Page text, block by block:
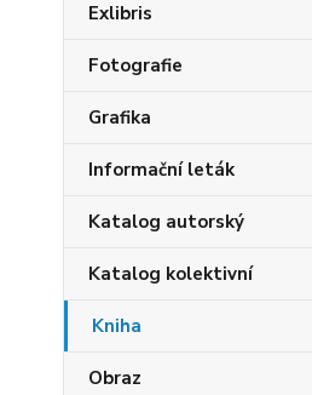
Exlibris
Fotografie
Grafika
Informační leták
Katalog autorský
Katalog kolektivní
Kniha
Obraz